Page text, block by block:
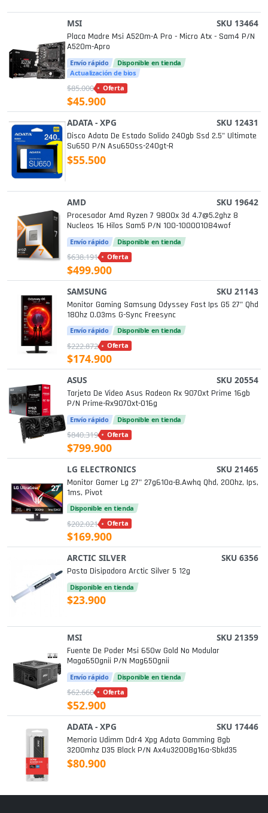
MSI SKU 13464
Placa Madre Msi A520m-A Pro - Micro Atx - Sam4 P/n
A520m-Apro
Envío rápido
Disponible en tienda
Actualización de bios
$85.000 Oferta
$45.900
ADATA - XPG SKU 12431
Disco Adata De Estado Solido 240gb Ssd 2.5" Ultimate
Su650 P/n Asu650ss-240gt-R
$55.500
AMD SKU 19642
Procesador Amd Ryzen 7 9800x 3d 4.7@5.2ghz 8
Nucleos 16 Hilos Sam5 P/n 100-100001084wof
Envío rápido Disponible en tienda
$638.191 Oferta
$499.900
SAMSUNG SKU 21143
Monitor Gaming Samsung Odyssey Fast Ips G5 27" Qhd
180hz 0.03ms G-Sync Freesync
Envío rápido Disponible en tienda
$222.872 Oferta
$174.900
ASUS SKU 20554
Tarjeta De Video Asus Radeon Rx 9070xt Prime 16gb
P/n Prime-Rx9070xt-O16g
Envío rápido Disponible en tienda
$840.319 Oferta
$799.900
LG ELECTRONICS SKU 21465
Monitor Gamer Lg 27" 27g610a-B.awhq Qhd, 200hz, Ips,
1ms, Pivot
Disponible en tienda
$202.021 Oferta
$169.900
ARCTIC SILVER SKU 6356
Pasta Disipadora Arctic Silver 5 12g
Disponible en tienda
$23.900
MSI SKU 21359
Fuente De Poder Msi 650w Gold No Modular
Maga650gnii P/n Mag650gnii
Envío rápido Disponible en tienda
$62.660 Oferta
$52.900
ADATA - XPG SKU 17446
Memoria Udimm Ddr4 Xpg Adata Gamming 8gb
3200mhz D35 Black P/n Ax4u32008g16a-Sbkd35
$80.900